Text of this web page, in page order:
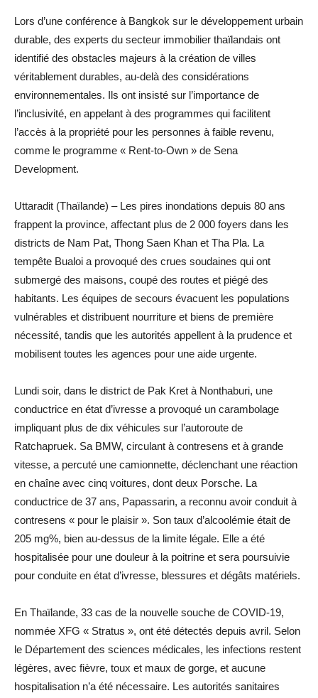
Lors d’une conférence à Bangkok sur le développement urbain
durable, des experts du secteur immobilier thaïlandais ont
identifié des obstacles majeurs à la création de villes
véritablement durables, au-delà des considérations
environnementales. Ils ont insisté sur l’importance de
l’inclusivité, en appelant à des programmes qui facilitent
l’accès à la propriété pour les personnes à faible revenu,
comme le programme « Rent-to-Own » de Sena
Development.
Uttaradit (Thaïlande) – Les pires inondations depuis 80 ans
frappent la province, affectant plus de 2 000 foyers dans les
districts de Nam Pat, Thong Saen Khan et Tha Pla. La
tempête Bualoi a provoqué des crues soudaines qui ont
submergé des maisons, coupé des routes et piégé des
habitants. Les équipes de secours évacuent les populations
vulnérables et distribuent nourriture et biens de première
nécessité, tandis que les autorités appellent à la prudence et
mobilisent toutes les agences pour une aide urgente.
Lundi soir, dans le district de Pak Kret à Nonthaburi, une
conductrice en état d’ivresse a provoqué un carambolage
impliquant plus de dix véhicules sur l’autoroute de
Ratchapruek. Sa BMW, circulant à contresens et à grande
vitesse, a percuté une camionnette, déclenchant une réaction
en chaîne avec cinq voitures, dont deux Porsche. La
conductrice de 37 ans, Papassarin, a reconnu avoir conduit à
contresens « pour le plaisir ». Son taux d’alcoolémie était de
205 mg%, bien au-dessus de la limite légale. Elle a été
hospitalisée pour une douleur à la poitrine et sera poursuivie
pour conduite en état d’ivresse, blessures et dégâts matériels.
En Thaïlande, 33 cas de la nouvelle souche de COVID-19,
nommée XFG « Stratus », ont été détectés depuis avril. Selon
le Département des sciences médicales, les infections restent
légères, avec fièvre, toux et maux de gorge, et aucune
hospitalisation n’a été nécessaire. Les autorités sanitaires